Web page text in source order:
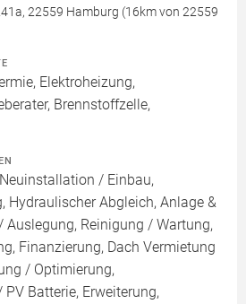
22559 Hamburg (16km von 22559
Elektroheizung,
Brennstoffzelle,
/ Einbau,
Hydraulischer Abgleich, Anlage &
Reinigung / Wartung,
Finanzierung, Dach Vermietung
/ Optimierung,
Batterie, Erweiterung,